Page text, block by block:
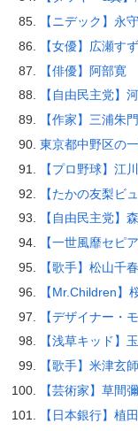
【ニデック】永
【女優】広瀬すず
【俳優】阿部寛
【自由民主党】
【作家】三浦朱
東京都中野区の
【プロ野球】江
【たかの友梨ビ
【自由民主党】
【一世風靡セピ
【歌手】松山千春
【Mr.Children】
【デザイナー・
【浅草キッド】
【歌手】米津玄師
【芸術家】草間
【日本銀行】植